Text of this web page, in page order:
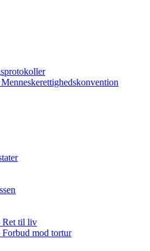
Ret til liv
mod tortur